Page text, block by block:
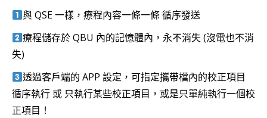
與 QSE 一樣，療程內容一條一條 循序發送
療程儲存於 QBU 內的記憶體內，永不消失 (沒電也不消
失)
透過客戶端的 APP 設定，可指定攜帶檔內的校正項目
循序執行 或 只執行某些校正項目，或是只單純執行一個校
正項目！